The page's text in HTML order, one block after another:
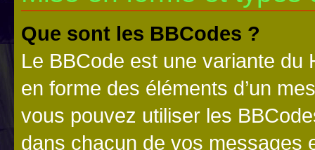
Que sont les BBCodes ?
Le BBCode est une variante du
en forme des éléments d’un
vous pouvez utiliser les
dans chacun de vos messages